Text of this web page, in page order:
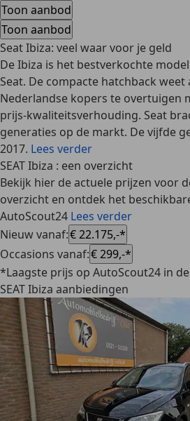
Toon aanbod
Toon aanbod
Seat Ibiza: veel waar voor je geld
De Ibiza is het bestverkochte
Seat. De compacte hatchback weet
Nederlandse kopers te overtuigen
prijs-kwaliteitsverhouding. Seat
generaties op de markt. De vijfde
2017. Lees verder
SEAT Ibiza : een overzicht
Bekijk hier de actuele prijzen voor
overzicht en ontdek het
AutoScout24 Lees verder
Nieuw vanaf:€ 22.175,-*
Occasions vanaf:€ 299,-*
*Laagste prijs op AutoScout24 in
SEAT Ibiza aanbiedingen